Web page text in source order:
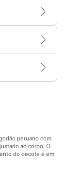
peruano com
ao corpo. O
do decote é em